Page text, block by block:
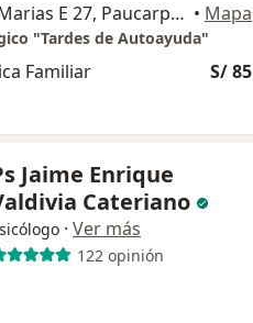
Urbanización Las Marias E 27, Paucarpata • Mapa
"Tardes de Autoayuda"
Familiar S/ 85
Jaime Enrique
Cateriano
· Ver más
122 opinión